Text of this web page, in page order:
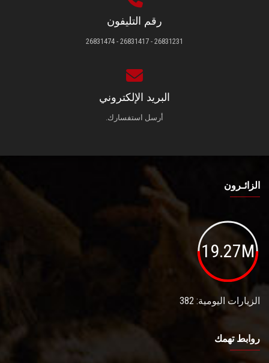
رقم التليفون
26831231 - 26831417 - 26831474
البريد الإلكتروني
أرسل استفسارك.
الزائـرون
19.27M
الزيارات اليومية: 382
روابط تهمك